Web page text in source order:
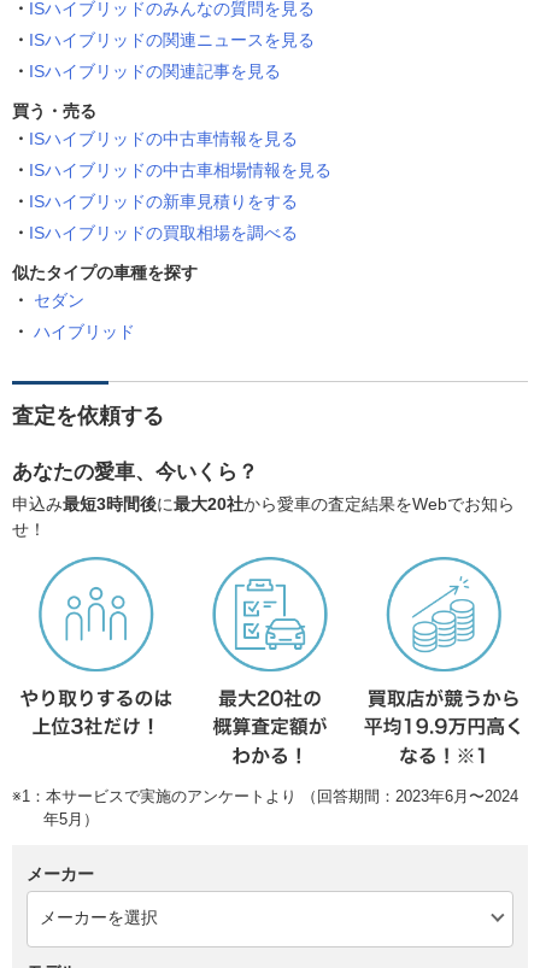
ISハイブリッドのみんなの質問を見る
ISハイブリッドの関連ニュースを見る
ISハイブリッドの関連記事を見る
買う・売る
ISハイブリッドの中古車情報を見る
ISハイブリッドの中古車相場情報を見る
ISハイブリッドの新車見積りをする
ISハイブリッドの買取相場を調べる
似たタイプの車種を探す
セダン
ハイブリッド
査定を依頼する
あなたの愛車、今いくら？
申込み最短3時間後に最大20社から愛車の査定結果をWebでお知ら
せ！
※1：本サービスで実施のアンケートより （回答期間：2023年6月〜2024
年5月）
メーカー